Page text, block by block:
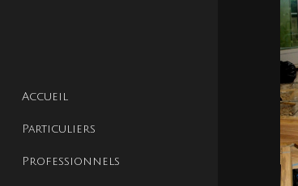
Accueil
Particuliers
Professionnels